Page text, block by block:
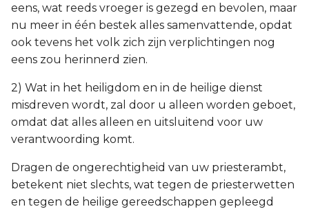
eens, wat reeds vroeger is gezegd en bevolen, maar
nu meer in één bestek alles samenvattende, opdat
ook tevens het volk zich zijn verplichtingen nog
eens zou herinnerd zien.
2) Wat in het heiligdom en in de heilige dienst
misdreven wordt, zal door u alleen worden geboet,
omdat dat alles alleen en uitsluitend voor uw
verantwoording komt.
Dragen de ongerechtigheid van uw priesterambt,
betekent niet slechts, wat tegen de priesterwetten
en tegen de heilige gereedschappen gepleegd